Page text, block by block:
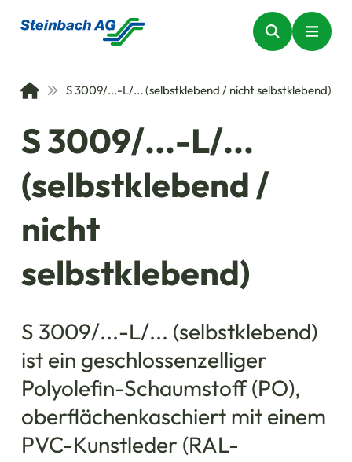
S 3009/...-L/... (selbstklebend / nicht selbstklebend)
S 3009/...-L/...
(selbstklebend /
nicht
selbstklebend)
S 3009/...-L/... (selbstklebend)
ist ein geschlossenzelliger
Polyolefin-Schaumstoff (PO),
oberflächenkaschiert mit einem
PVC-Kunstleder (RAL-